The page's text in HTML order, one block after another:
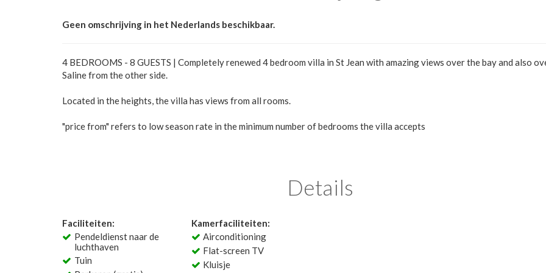
Geen omschrijving in het Nederlands beschikbaar.
4 BEDROOMS - 8 GUESTS | Completely renewed 4 bedroom villa in St Jean with amazing views over the bay and also
Saline from the other side.
Located in the heights, the villa has views from all rooms.
"price from" refers to low season rate in the minimum number of bedrooms the villa accepts
Details
Faciliteiten:
Pendeldienst naar de
luchthaven
Tuin
Kamerfaciliteiten:
Airconditioning
Flat-screen TV
Kluisje